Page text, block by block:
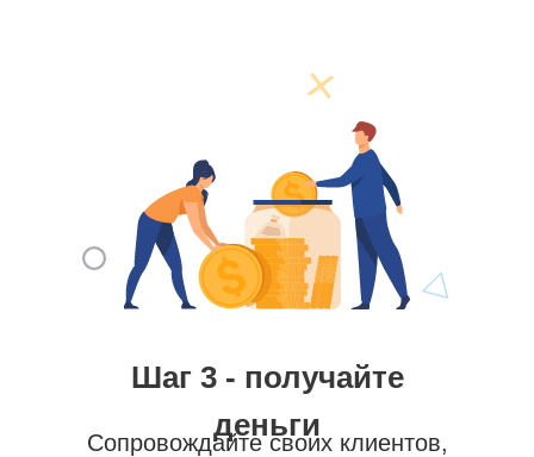
Шаг 3 - получайте
деньги
Сопровождайте своих клиентов,